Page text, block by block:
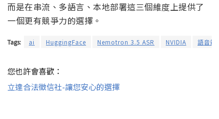
而是在串流、多語言、本地部署這三個維度上提供了
一個更有競爭力的選擇。
Tags: ai HuggingFace Nemotron 3.5 ASR NVIDIA 語音辨
您也許會喜歡：
立達合法徵信社-讓您安心的選擇